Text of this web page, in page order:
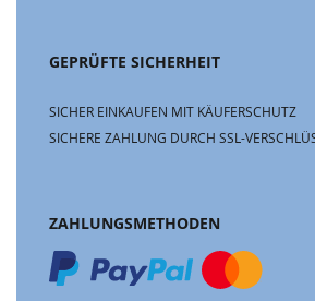
GEPRÜFTE SICHERHEIT
SICHER EINKAUFEN MIT KÄUFERSCHUTZ
SICHERE ZAHLUNG DURCH SSL-
ZAHLUNGSMETHODEN